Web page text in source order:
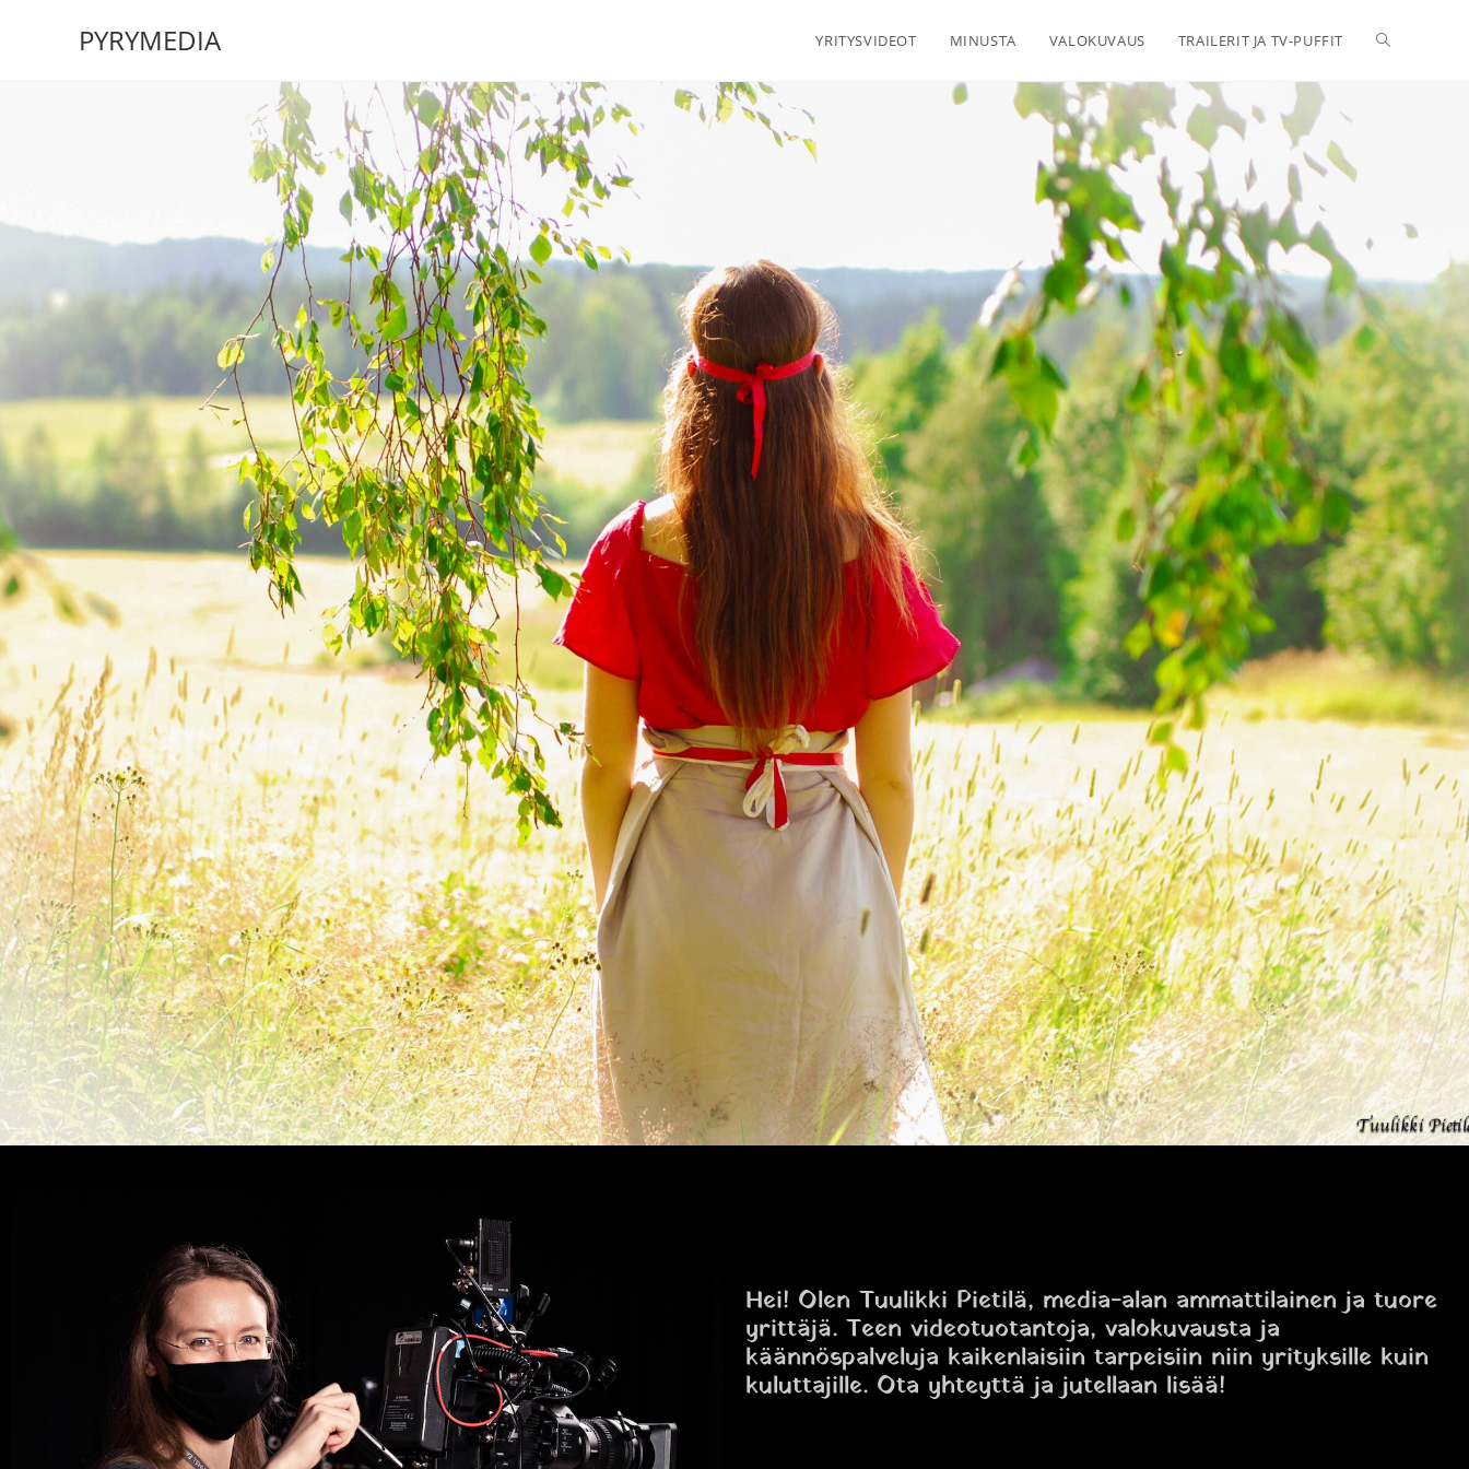
PYRYMEDIA YRITYSVIDEOT MINUSTA VALOKUVAUS TRAILERIT JA TV-PUFFIT
Hei! Olen Tuulikki Pietilä, media-alan ammattilainen ja tuore
yrittäjä. Teen videotuotantoja, valokuvausta ja
käännöspalveluja kaikenlaisiin tarpeisiin niin yrityksille kuin
kuluttajille. Ota yhteyttä ja jutellaan lisää!